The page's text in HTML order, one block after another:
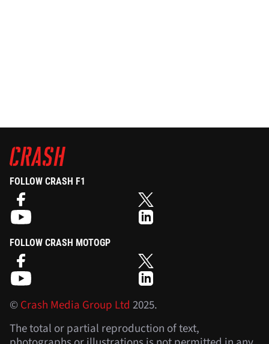
FOLLOW CRASH F1
FOLLOW CRASH MOTOGP
©Crash Media Group Ltd 2025.
The total or partial reproduction of text,